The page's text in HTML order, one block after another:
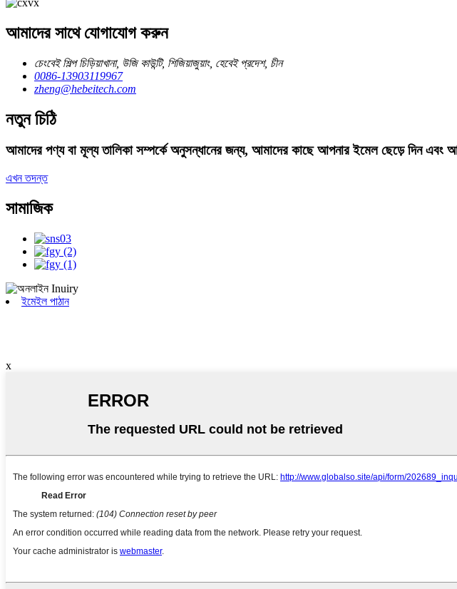
আমাদের সাথে যোগাযোগ করুন
চেংবেই শিল্প চিড়িয়াখানা, উজি কাউন্টি, শিজিয়াজুয়াং, হেবেই প্রদেশ, চীন
0086-13903119967
zheng@hebeitech.com
নতুন চিঠি
আমাদের পণ্য বা মূল্য তালিকা সম্পর্কে অনুসন্ধানের জন্য, আমাদের কাছে আপনার ইমেল ছেড়ে দিন এবং
এখন তদন্ত
সামাজিক
ইমেইল পাঠান
x